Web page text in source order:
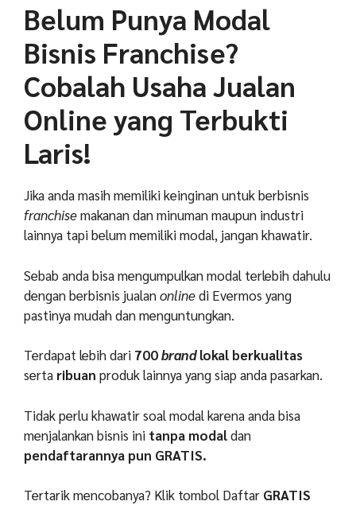
Belum Punya Modal
Bisnis Franchise?
Cobalah Usaha Jualan
Online yang Terbukti
Laris!
Jika anda masih memiliki keinginan untuk berbisnis
franchisemakanan dan minuman maupun industri
lainnya tapi belum memiliki modal, jangan khawatir.
Sebab anda bisa mengumpulkan modal terlebih dahulu
dengan berbisnis jualanonlinedi Evermos yang
pastinya mudah dan menguntungkan.
Terdapat lebih dari 700brandlokal berkualitas
serta ribuan produk lainnya yang siap anda pasarkan.
Tidak perlu khawatir soal modal karena anda bisa
menjalankan bisnis ini tanpa modaldan
pendaftarannya pun GRATIS.
Tertarik mencobanya? Klik tombol Daftar GRATIS